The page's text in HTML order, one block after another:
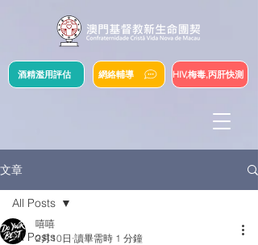
網絡輔導
酒精濫用評估 HIV,梅毒,丙肝快測
文章
All Posts
All Posts
嘻嘻
2月10日 讀畢需時 1 分鐘